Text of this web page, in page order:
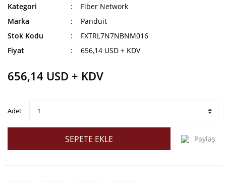
Kategori
Fiber Network
Marka
Panduit
Stok Kodu
FXTRL7N7NBNM016
Fiyat
656,14 USD + KDV
656,14 USD + KDV
Adet
SEPETE EKLE Paylaş